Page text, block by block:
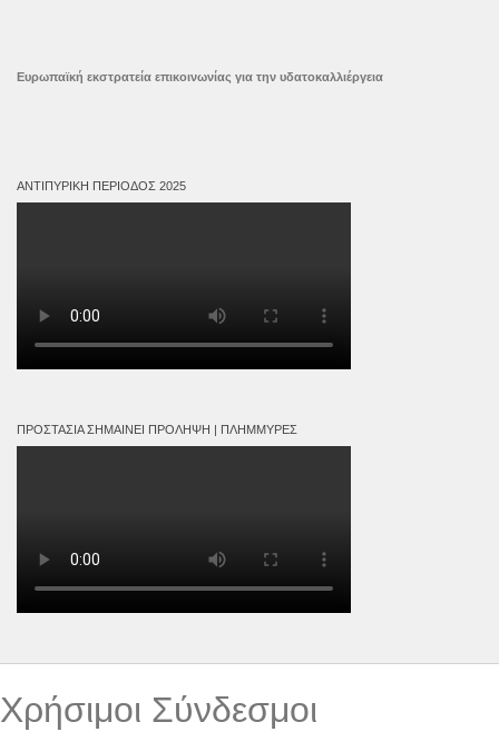
Ευρωπαϊκή εκστρατεία επικοινωνίας για την υδατοκαλλιέργεια
ΑΝΤΙΠΥΡΙΚΉ ΠΕΡΊΟΔΟΣ 2025
ΠΡΟΣΤΑΣΊΑ ΣΗΜΑΊΝΕΙ ΠΡΌΛΗΨΗ | ΠΛΗΜΜΎΡΕΣ
Χρήσιμοι Σύνδεσμοι